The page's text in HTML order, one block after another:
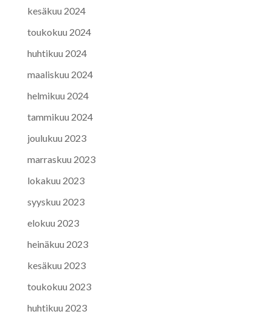
kesäkuu 2024
toukokuu 2024
huhtikuu 2024
maaliskuu 2024
helmikuu 2024
tammikuu 2024
joulukuu 2023
marraskuu 2023
lokakuu 2023
syyskuu 2023
elokuu 2023
heinäkuu 2023
kesäkuu 2023
toukokuu 2023
huhtikuu 2023